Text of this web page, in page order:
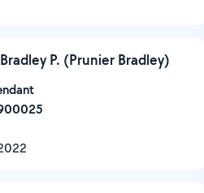
P. (Prunier Bradley)